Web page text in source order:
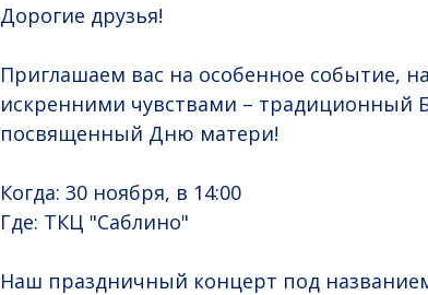
Дорогие друзья!
Приглашаем вас на особенное событие,
искренними чувствами – традиционный
посвященный Дню матери!
Когда: 30 ноября, в 14:00
Где: ТКЦ "Саблино"
Наш праздничный концерт под